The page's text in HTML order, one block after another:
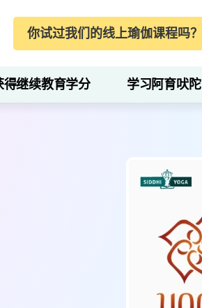
你试过我们的线上瑜伽课程吗？
继续教育学分 学习阿育吠陀